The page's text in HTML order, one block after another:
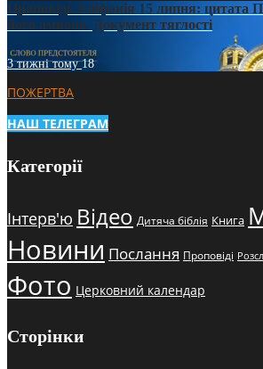
Проповідь Епіфанія 15 липня: цитата
його амвона. Документ тяглості
3 тижні тому18
ПОЖЕРТВА
НАШ ТЕЛЕГРАМ
Категорії
Інтерв'ю Відео Дитяча біблія Книга
Новини Послання Проповіді
Фото Церковний календар
Сторінки